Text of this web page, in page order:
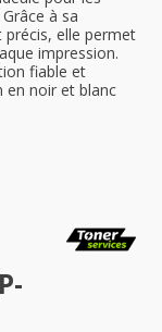
à sa
elle permet
impression.
fiable et
en noir et blanc